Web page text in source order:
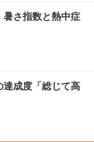
暑さ指数と熱中症
達成度「総じて高